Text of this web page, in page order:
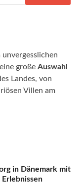
große Auswahl
Landes, von
Villen am
in Dänemark mit